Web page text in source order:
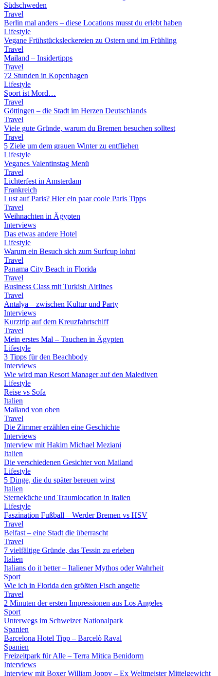
Südschweden
Travel
Berlin mal anders – diese Locations musst du erlebt haben
Lifestyle
Vegane Frühstücksleckereien zu Ostern und im Frühling
Travel
Mailand – Insidertipps
Travel
72 Stunden in Kopenhagen
Lifestyle
Sport ist Mord…
Travel
Göttingen – die Stadt im Herzen Deutschlands
Travel
Viele gute Gründe, warum du Bremen besuchen solltest
Travel
5 Ziele um dem grauen Winter zu entfliehen
Lifestyle
Veganes Valentinstag Menü
Travel
Lichterfest in Amsterdam
Frankreich
Lust auf Paris? Hier ein paar coole Paris Tipps
Travel
Weihnachten in Ägypten
Interviews
Das etwas andere Hotel
Lifestyle
Warum ein Besuch sich zum Surfcup lohnt
Travel
Panama City Beach in Florida
Travel
Business Class mit Turkish Airlines
Travel
Antalya – zwischen Kultur und Party
Interviews
Kurztrip auf dem Kreuzfahrtschiff
Travel
Mein erstes Mal – Tauchen in Ägypten
Lifestyle
3 Tipps für den Beachbody
Interviews
Wie wird man Resort Manager auf den Malediven
Lifestyle
Reise vs Sofa
Italien
Mailand von oben
Travel
Die Zimmer erzählen eine Geschichte
Interviews
Interview mit Hakim Michael Meziani
Italien
Die verschiedenen Gesichter von Mailand
Lifestyle
5 Dinge, die du später bereuen wirst
Italien
Sterneküche und Traumlocation in Italien
Lifestyle
Faszination Fußball – Werder Bremen vs HSV
Travel
Belfast – eine Stadt die überrascht
Travel
7 vielfältige Gründe, das Tessin zu erleben
Italien
Italians do it better – Italiener Mythos oder Wahrheit
Sport
Wie ich in Florida den größten Fisch angelte
Travel
2 Minuten der ersten Impressionen aus Los Angeles
Sport
Unterwegs im Schweizer Nationalpark
Spanien
Barcelona Hotel Tipp – Barcelò Raval
Spanien
Freizeitpark für Alle – Terra Mitica Benidorm
Interviews
Interview mit Boxer William Joppy – Ex Weltmeister Mittelgewicht